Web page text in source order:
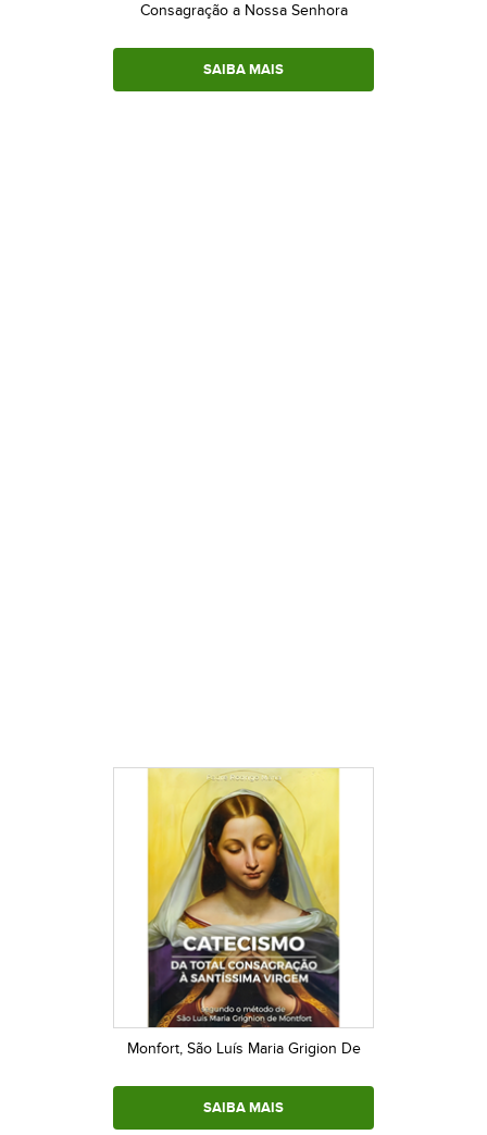
Consagração a Nossa Senhora
SAIBA MAIS
Monfort, São Luís Maria Grigion De
SAIBA MAIS